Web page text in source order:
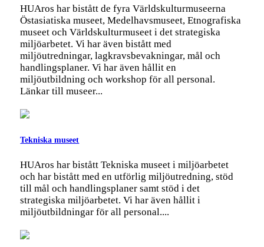
HUAros har bistått de fyra Världskulturmuseerna
Östasiatiska museet, Medelhavsmuseet, Etnografiska
museet och Världskulturmuseet i det strategiska
miljöarbetet. Vi har även bistått med
miljöutredningar, lagkravsbevakningar, mål och
handlingsplaner. Vi har även hållit en
miljöutbildning och workshop för all personal.
Länkar till museer...
Tekniska museet
HUAros har bistått Tekniska museet i miljöarbetet
och har bistått med en utförlig miljöutredning, stöd
till mål och handlingsplaner samt stöd i det
strategiska miljöarbetet. Vi har även hållit i
miljöutbildningar för all personal....